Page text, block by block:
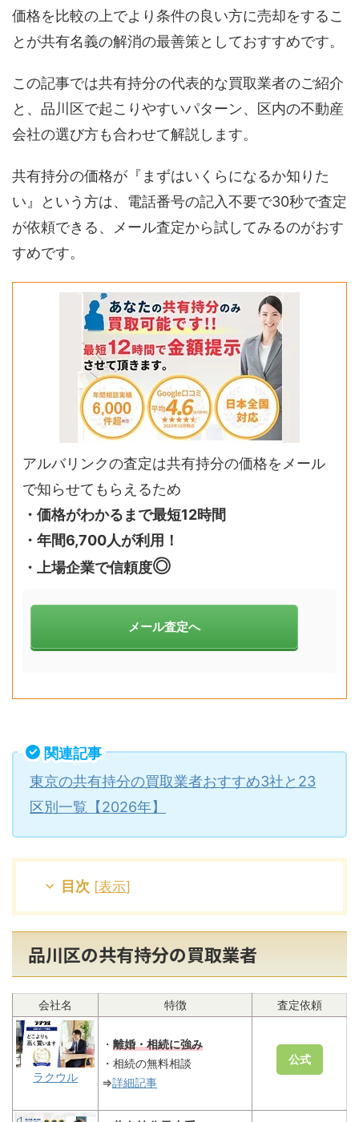
価格を比較の上でより条件の良い方に売却をするこ
とが共有名義の解消の最善策としておすすめです。
この記事では共有持分の代表的な買取業者のご紹介
と、品川区で起こりやすいパターン、区内の不動産
会社の選び方も合わせて解説します。
共有持分の価格が『まずはいくらになるか知りた
い』という方は、電話番号の記入不要で30秒で査定
が依頼できる、メール査定から試してみるのがおす
すめです。
アルバリンクの査定は共有持分の価格をメール
で知らせてもらえるため
・価格がわかるまで最短12時間
・年間6,700人が利用！
・上場企業で信頼度◎
メール査定へ
関連記事
東京の共有持分の買取業者おすすめ3社と23
区別一覧【2026年】
目次 [表示]
品川区の共有持分の買取業者
会社名 特徴 査定依頼
ラクウル
・ 離婚・相続に強み
・相続の無料相談
⇒詳細記事
公式